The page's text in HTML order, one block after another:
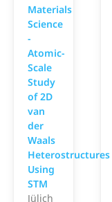
Materials
Science
-
Atomic-
Scale
Study
of 2D
van
der
Waals
Heterostructures
Using
STM
Jülich